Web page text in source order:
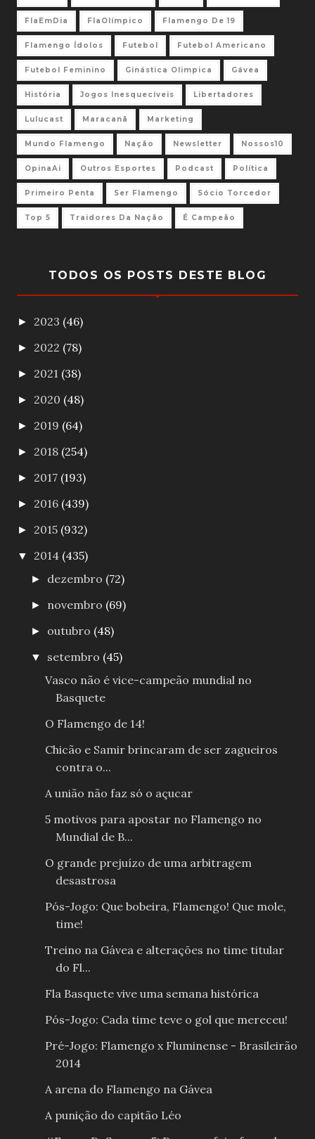
FlaEmDia FlaOlímpico Flamengo De 19
Flamengo Ídolos Futebol Futebol Americano
Futebol Feminino Ginástica Olimpica Gávea
História Jogos Inesquecíveis Libertadores
Lulucast Maracanã Marketing
Mundo Flamengo Nação Newsletter Nossos10
OpinaAi Outros Esportes Podcast Política
Primeiro Penta Ser Flamengo Sócio Torcedor
Top 5 Traidores Da Nação É Campeão
TODOS OS POSTS DESTE BLOG
► 2023 (46)
► 2022 (78)
► 2021 (38)
► 2020 (48)
► 2019 (64)
► 2018 (254)
► 2017 (193)
► 2016 (439)
► 2015 (932)
▼ 2014 (435)
► dezembro (72)
► novembro (69)
► outubro (48)
▼ setembro (45)
Vasco não é vice-campeão mundial no
Basquete
O Flamengo de 14!
Chicão e Samir brincaram de ser zagueiros
contra o...
A união não faz só o açucar
5 motivos para apostar no Flamengo no
Mundial de B...
O grande prejuízo de uma arbitragem
desastrosa
Pós-Jogo: Que bobeira, Flamengo! Que mole,
time!
Treino na Gávea e alterações no time titular
do Fl...
Fla Basquete vive uma semana histórica
Pós-Jogo: Cada time teve o gol que mereceu!
Pré-Jogo: Flamengo x Fluminense - Brasileirão
2014
A arena do Flamengo na Gávea
A punição do capitão Léo